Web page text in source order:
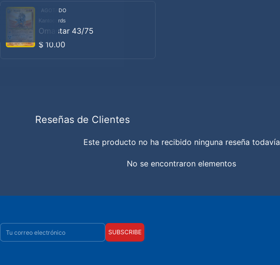
AGOTADO
Proveedor:
Kantocards
Omastar 43/75
Precio habitual
$ 10.00
Reseñas de Clientes
Este producto no ha recibido ninguna reseña todavía
No se encontraron elementos
Correo electrónico
SUBSCRIBE